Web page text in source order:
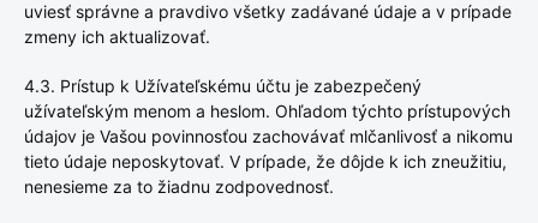
uviesť správne a pravdivo všetky zadávané údaje a v prípade
zmeny ich aktualizovať.
4.3. Prístup k Užívateľskému účtu je zabezpečený
užívateľským menom a heslom. Ohľadom týchto prístupových
údajov je Vašou povinnosťou zachovávať mlčanlivosť a nikomu
tieto údaje neposkytovať. V prípade, že dôjde k ich zneužitiu,
nenesieme za to žiadnu zodpovednosť.